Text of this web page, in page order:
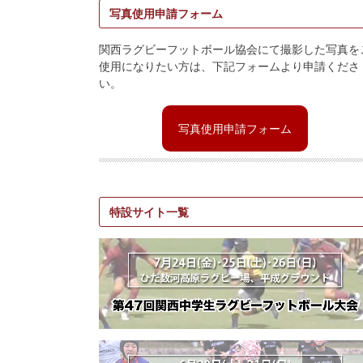
写真使用申請フォーム
関西ラグビーフットボール協会にて撮影した写真を
使用になりたい方は、下記フォームより申請くださ
い。
写真使用申請フォーム
特設サイト一覧